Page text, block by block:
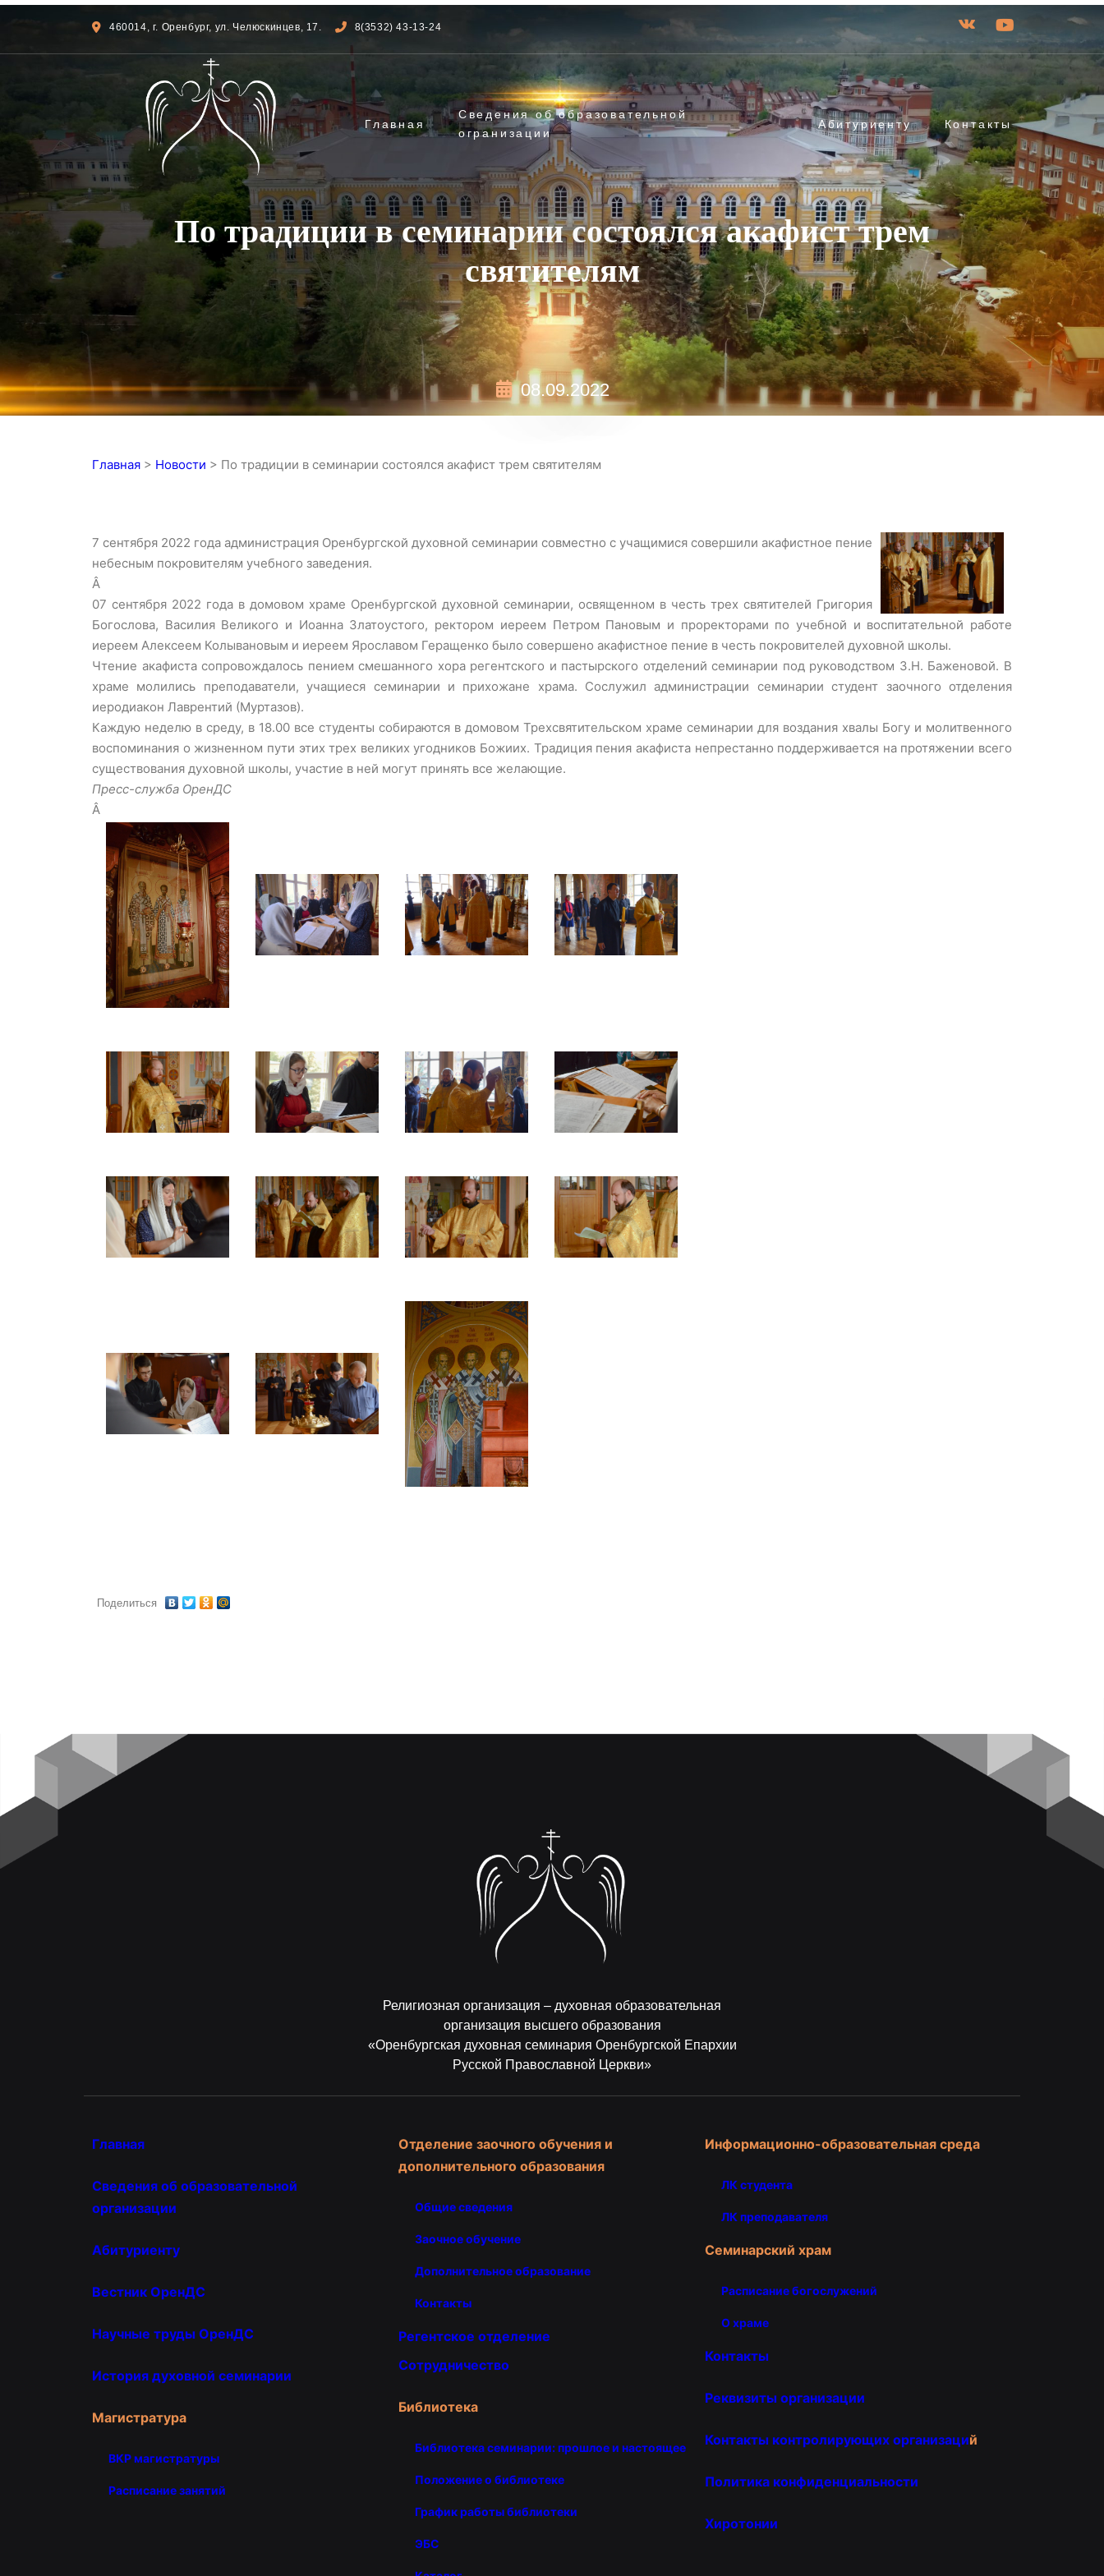
460014, г. Оренбург, ул. Челюскинцев, 17. 8(3532) 43-13-24
Главная
Сведения об образовательной
огранизации
Абитуриенту Контакты
По традиции в семинарии состоялся акафист трем
святителям
08.09.2022
Главная > Новости > По традиции в семинарии состоялся акафист трем святителям
7 сентября 2022 года администрация Оренбургской духовной семинарии совместно с учащимися совершили акафистное пение
небесным покровителям учебного заведения.
Â
07 сентября 2022 года в домовом храме Оренбургской духовной семинарии, освященном в честь трех святителей Григория
Богослова, Василия Великого и Иоанна Златоустого, ректором иереем Петром Пановым и проректорами по учебной и воспитательной работе
иереем Алексеем Колывановым и иереем Ярославом Геращенко было совершено акафистное пение в честь покровителей духовной школы.
Чтение акафиста сопровождалось пением смешанного хора регентского и пастырского отделений семинарии под руководством З.Н. Баженовой. В
храме молились преподаватели, учащиеся семинарии и прихожане храма. Сослужил администрации семинарии студент заочного отделения
иеродиакон Лаврентий (Муртазов).
Каждую неделю в среду, в 18.00 все студенты собираются в домовом Трехсвятительском храме семинарии для воздания хвалы Богу и молитвенного
воспоминания о жизненном пути этих трех великих угодников Божиих. Традиция пения акафиста непрестанно поддерживается на протяжении всего
существования духовной школы, участие в ней могут принять все желающие.
Пресс-служба ОренДС
Â
Поделиться
Религиозная организация – духовная образовательная
организация высшего образования
«Оренбургская духовная семинария Оренбургской Епархии
Русской Православной Церкви»
Главная
Сведения об образовательной
организации
Абитуриенту
Вестник ОренДС
Научные труды ОренДС
История духовной семинарии
Магистратура
ВКР магистратуры
Расписание занятий
Отделение заочного обучения и
дополнительного образования
Общие сведения
Заочное обучение
Дополнительное образование
Контакты
Регентское отделение
Сотрудничество
Библиотека
Библиотека семинарии: прошлое и настоящее
Положение о библиотеке
График работы библиотеки
ЭБС
Информационно-образовательная среда
ЛК студента
ЛК преподавателя
Семинарский храм
Расписание богослужений
О храме
Контакты
Реквизиты организации
Контакты контролирующих организаций
Политика конфиденциальности
Хиротонии